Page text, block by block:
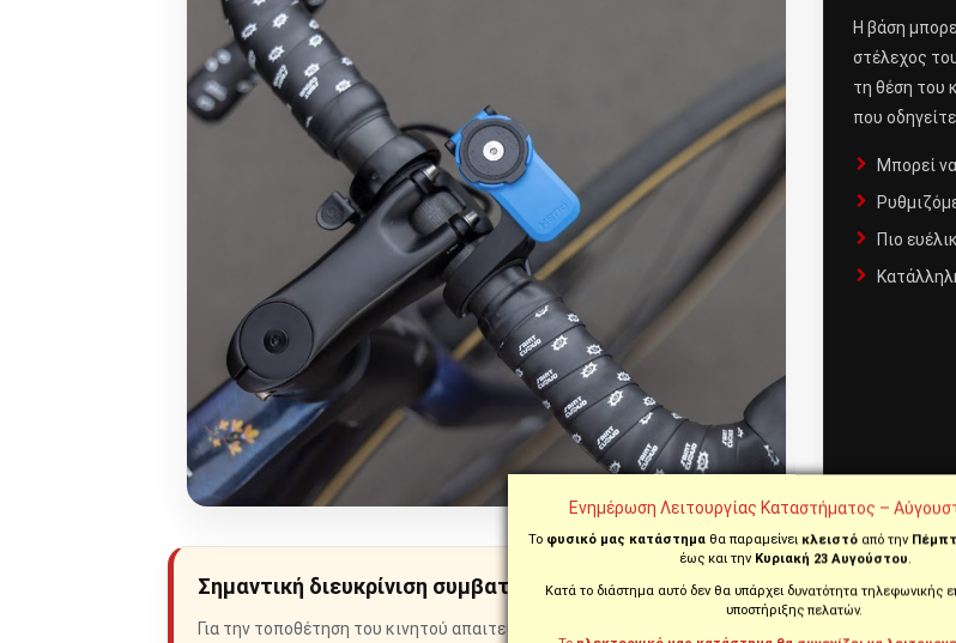
Η βάση
στέλεχος
τη θέση του
που οδηγείτε.
Μπορεί
Πιο
Σημαντική διευκρίνιση συμβατότητας
Για την τοποθέτηση του κινητού απαιτείται συμβατή
Ενημέρωση Λειτουργίας Καταστήματος –
Το φυσικό μας κατάστημαθα παραμείνει κλειστό από την
έως και την Κυριακή 23 Αυγούστου.
Κατά το διάστημα αυτό δεν θα υπάρχει δυνατότητα τηλεφωνικής
υποστήριξης πελατών.